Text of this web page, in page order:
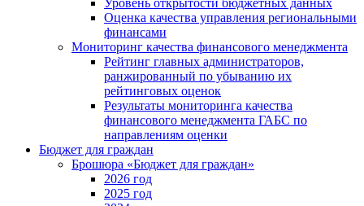
Оценка качества управления региональными
финансами
Мониторинг качества финансового менеджмента
Рейтинг главных администраторов,
ранжированный по убыванию их
рейтинговых оценок
Результаты мониторинга качества
финансового менеджмента ГАБС по
направлениям оценки
Бюджет для граждан
Брошюра «Бюджет для граждан»
2026 год
2025 год